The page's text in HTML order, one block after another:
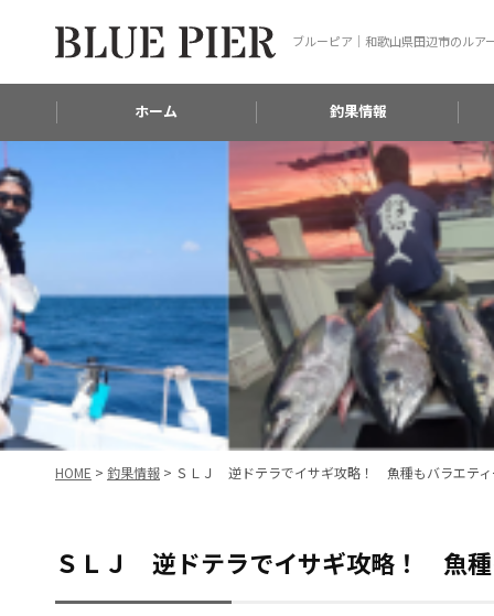
ブルーピア｜和歌山県田辺市のルア
ホーム 釣果情報
HOME > 釣果情報 > ＳＬＪ 逆ドテラでイサギ攻略！ 魚種もバラエティ
ＳＬＪ 逆ドテラでイサギ攻略！ 魚種